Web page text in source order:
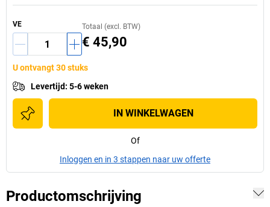
VE Totaal (excl. BTW)
€ 45,90
U ontvangt 30 stuks
Levertijd: 5-6 weken
IN WINKELWAGEN
Of
Inloggen en in 3 stappen naar uw offerte
Productomschrijving